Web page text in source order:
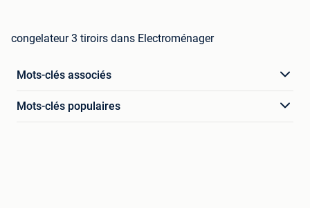
congelateur 3 tiroirs dans Electroménager
Mots-clés associés
Mots-clés populaires